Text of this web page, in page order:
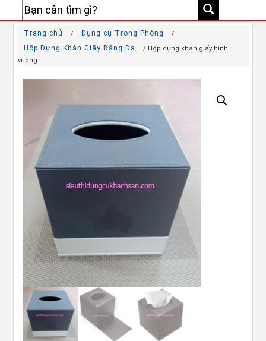
Trang chủ / Dụng cụ Trong Phòng /
Hộp Đựng Khăn Giấy Bằng Da
/ Hộp đựng khăn giấy hình
vuông